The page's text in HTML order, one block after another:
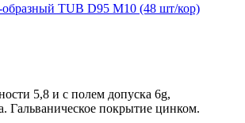
TUB D95 M10 (48 шт/кор)
5,8 и с полем допуска 6g,
Гальваническое покрытие цинком.